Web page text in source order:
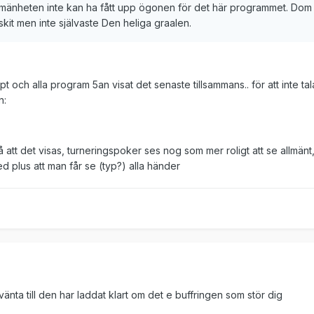
inte kan ha fått upp ögonen för det här programmet.
men inte självaste Den heliga graalen.
och alla program 5an visat det senaste tillsammans.. för att inte
att det visas, turneringspoker ses nog som mer roligt att se
plus att man får se (typ?) alla händer
till den har laddat klart om det e buffringen som stör dig